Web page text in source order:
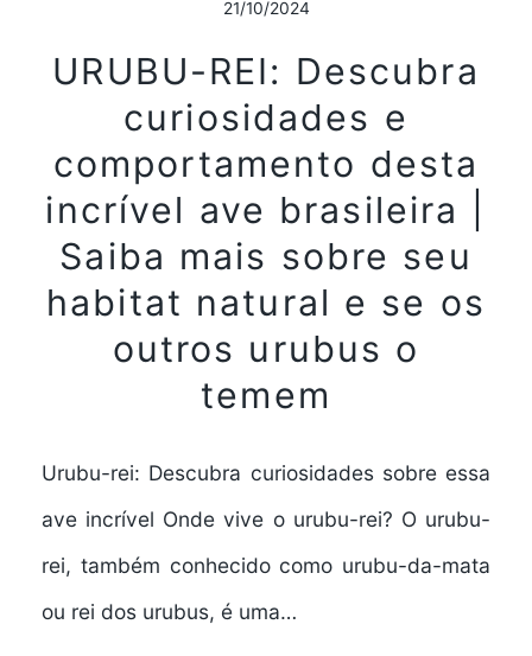
21/10/2024
URUBU-REI: Descubra
curiosidades e
comportamento desta
incrível ave brasileira |
Saiba mais sobre seu
habitat natural e se os
outros urubus o
temem
Urubu-rei: Descubra curiosidades sobre essa
ave incrível Onde vive o urubu-rei? O urubu-
rei, também conhecido como urubu-da-mata
ou rei dos urubus, é uma…